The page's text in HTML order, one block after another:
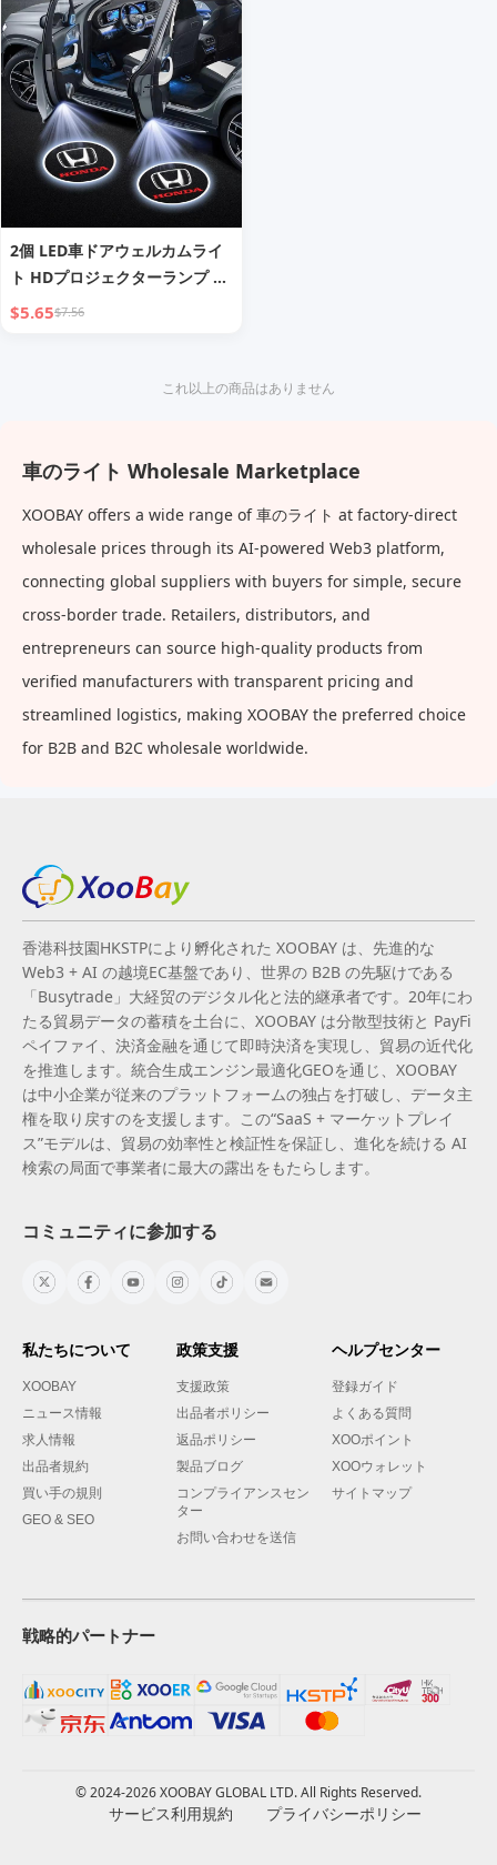
2個 LED車ドアウェルカムライ
ト HDプロジェクターランプ ア
クセサリー ホンダ シビック フ
$5.65$7.56
これ以上の商品はありません
車のライト Wholesale Marketplace
XOOBAY offers a wide range of 車のライト at factory-direct
wholesale prices through its AI-powered Web3 platform,
connecting global suppliers with buyers for simple, secure
cross-border trade. Retailers, distributors, and
entrepreneurs can source high-quality products from
verified manufacturers with transparent pricing and
streamlined logistics, making XOOBAY the preferred choice
for B2B and B2C wholesale worldwide.
香港科技園HKSTPにより孵化された XOOBAY は、先進的な
Web3 + AI の越境EC基盤であり、世界の B2B の先駆けである
「Busytrade」大経贸のデジタル化と法的継承者です。20年にわ
たる貿易データの蓄積を土台に、XOOBAY は分散型技術と PayFi
ペイファイ、決済金融を通じて即時決済を実現し、貿易の近代化
を推進します。統合生成エンジン最適化GEOを通じ、XOOBAY
は中小企業が従来のプラットフォームの独占を打破し、データ主
権を取り戻すのを支援します。この“SaaS + マーケットプレイ
ス”モデルは、貿易の効率性と検証性を保証し、進化を続ける AI
検索の局面で事業者に最大の露出をもたらします。
コミュニティに参加する
私たちについて
XOOBAY
ニュース情報
求人情報
出品者規約
買い手の規則
GEO & SEO
政策支援
支援政策
出品者ポリシー
返品ポリシー
製品ブログ
コンプライアンスセン
ター
お問い合わせを送信
ヘルプセンター
登録ガイド
よくある質問
XOOポイント
XOOウォレット
サイトマップ
戦略的パートナー
© 2024-2026 XOOBAY GLOBAL LTD. All Rights Reserved.
サービス利用規約 プライバシーポリシー